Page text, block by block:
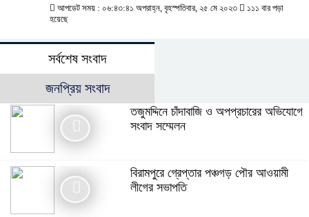
আপডেট সময় : ০৬:৪৩:৪১ অপরাহ্ন, বৃহস্পতিবার, ২৫ মে ২০২৩
১১১ বার পড়া
হয়েছে
সর্বশেষ সংবাদ
জনপ্রিয় সংবাদ
তজুমদ্দিনে চাঁদাবাজি ও অপপ্রচারের অভিযোগে
সংবাদ সম্মেলন
বিরামপুরে গ্রেপ্তার পঞ্চগড় পৌর আওয়ামী
লীগের সভাপতি